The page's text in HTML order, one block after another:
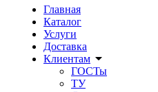
Главная
Каталог
Услуги
Доставка
Клиентам
ГОСТы
ТУ